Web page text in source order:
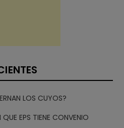
LOS CUYOS?
EPS TIENE CONVENIO